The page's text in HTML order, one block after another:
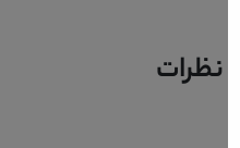
نظرات